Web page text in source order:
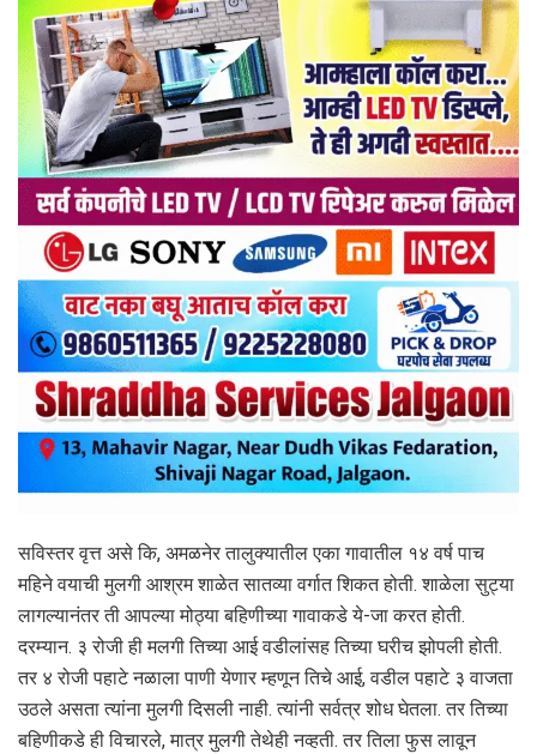
सविस्तर वृत्त असे कि, अमळनेर तालुक्यातील एका गावातील १४ वर्ष पाच
महिने वयाची मुलगी आश्रम शाळेत सातव्या वर्गात शिकत होती. शाळेला सुट्या
लागल्यानंतर ती आपल्या मोठ्या बहिणीच्या गावाकडे ये-जा करत होती.
दरम्यान. ३ रोजी ही मलगी तिच्या आई वडीलांसह तिच्या घरीच झोपली होती.
तर ४ रोजी पहाटे नळाला पाणी येणार म्हणून तिचे आई, वडील पहाटे ३ वाजता
उठले असता त्यांना मुलगी दिसली नाही. त्यांनी सर्वत्र शोध घेतला. तर तिच्या
बहिणीकडे ही विचारले, मात्र मुलगी तेथेही नव्हती. तर तिला फुस लावून